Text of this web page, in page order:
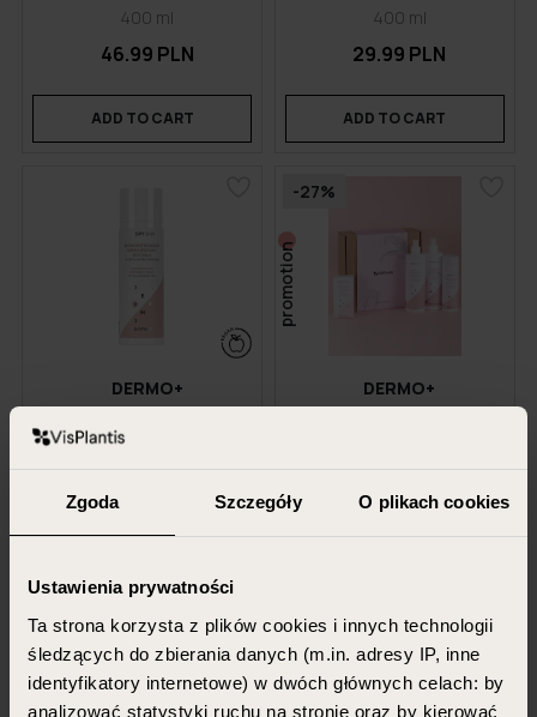
Zgoda Szczegóły O plikach cookies
Ustawienia prywatności
Ta strona korzysta z plików cookies i innych technologii
śledzących do zbierania danych (m.in. adresy IP, inne
identyfikatory internetowe) w dwóch głównych celach: by
analizować statystyki ruchu na stronie oraz by kierować
400 ml
46.99 PLN
ADD TO CART
400 ml
29.99 PLN
ADD TO CART
DERMO+
body cream for dry and atopic
41.99 PLN
ADD TO CART
-27%
promotion
DERMO+
400 ml + 400 ml + 30 ml +
150 ml
ADD TO CART